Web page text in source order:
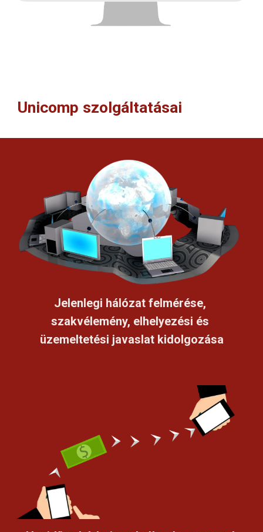
Unicomp szolgáltatásai
Jelenlegi hálózat felmérése,
szakvélemény, elhelyezési és
üzemeltetési javaslat kidolgozása